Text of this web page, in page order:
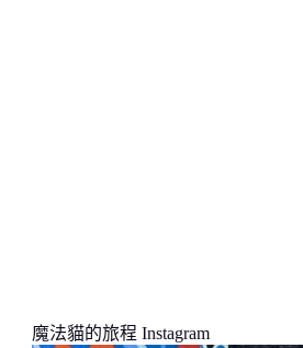
魔法貓的旅程 Instagram